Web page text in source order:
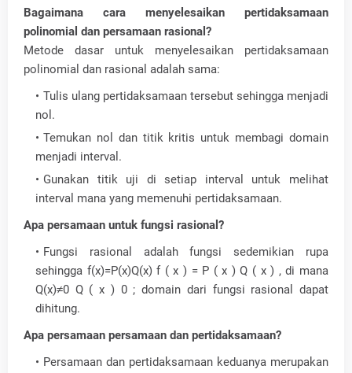
Bagaimana cara menyelesaikan pertidaksamaan
polinomial dan persamaan rasional?
Metode dasar untuk menyelesaikan pertidaksamaan
polinomial dan rasional adalah sama:
Tulis ulang pertidaksamaan tersebut sehingga menjadi
nol.
Temukan nol dan titik kritis untuk membagi domain
menjadi interval.
Gunakan titik uji di setiap interval untuk melihat
interval mana yang memenuhi pertidaksamaan.
Apa persamaan untuk fungsi rasional?
Fungsi rasional adalah fungsi sedemikian rupa
sehingga f(x)=P(x)Q(x) f ( x ) = P ( x ) Q ( x ) , di mana
Q(x)≠0 Q ( x ) 0 ; domain dari fungsi rasional dapat
dihitung.
Apa persamaan persamaan dan pertidaksamaan?
Persamaan dan pertidaksamaan keduanya merupakan